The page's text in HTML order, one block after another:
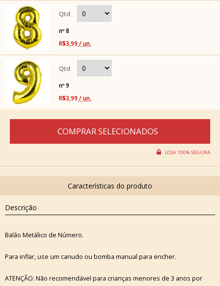
nº 8
R$3,99 / un.
nº 9
R$3,99 / un.
Descrição
Balão Metálico de Número.
Para inflar, use um canudo ou bomba manual para encher.
ATENÇÃO: Não recomendável para crianças menores de 3 anos por